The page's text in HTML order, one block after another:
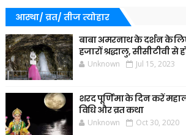
आस्था/ व्रत/ तीज त्‍योहार
बाबा अमरनाथ के दर्शन के
हजारों श्रद्धालु, सीसीटीवी से
Unknown Jul 15, 2023
शरद पूर्णिमा के दिन करें
विधि और व्रत कथा
Unknown Oct 30, 2020